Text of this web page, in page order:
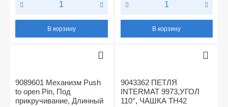
В корзину В корзину
9089601 Механизм Push
to open Pin, Под
прикручивание, Длинный
9043362 ПЕТЛЯ
INTERMAT 9973,УГОЛ
110°, ЧАШКА TH42